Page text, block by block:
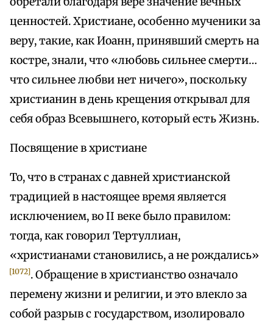
ценностей. Христиане, особенно мученики за
веру, такие, как Иоанн, принявший смерть на
костре, знали, что «любовь сильнее смерти…
что сильнее любви нет ничего», поскольку
христианин в день крещения открывал для
себя образ Всевышнего, который есть Жизнь.
Посвящение в христиане
То, что в странах с давней христианской
традицией в настоящее время является
исключением, во II веке было правилом:
тогда, как говорил Тертуллиан,
«христианами становились, а не рождались»
[1072]. Обращение в христианство означало
перемену жизни и религии, и это влекло за
собой разрыв с государством, изолировало